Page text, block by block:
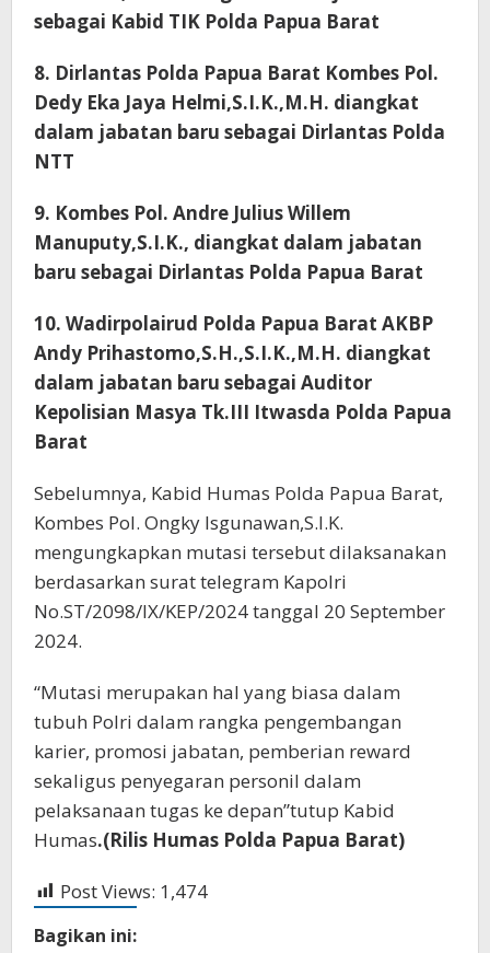
sebagai Kabid TIK Polda Papua Barat
8. Dirlantas Polda Papua Barat Kombes Pol.
Dedy Eka Jaya Helmi,S.I.K.,M.H. diangkat
dalam jabatan baru sebagai Dirlantas Polda
NTT
9. Kombes Pol. Andre Julius Willem
Manuputy,S.I.K., diangkat dalam jabatan
baru sebagai Dirlantas Polda Papua Barat
10. Wadirpolairud Polda Papua Barat AKBP
Andy Prihastomo,S.H.,S.I.K.,M.H. diangkat
dalam jabatan baru sebagai Auditor
Kepolisian Masya Tk.III Itwasda Polda Papua
Barat
Sebelumnya, Kabid Humas Polda Papua Barat,
Kombes Pol. Ongky Isgunawan,S.I.K.
mengungkapkan mutasi tersebut dilaksanakan
berdasarkan surat telegram Kapolri
No.ST/2098/IX/KEP/2024 tanggal 20 September
2024.
“Mutasi merupakan hal yang biasa dalam
tubuh Polri dalam rangka pengembangan
karier, promosi jabatan, pemberian reward
sekaligus penyegaran personil dalam
pelaksanaan tugas ke depan”tutup Kabid
Humas.(Rilis Humas Polda Papua Barat)
Post Views: 1,474
Bagikan ini: